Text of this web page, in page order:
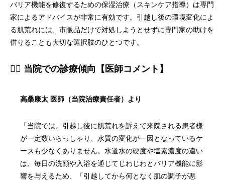
バリア機能を修復するための保湿治療（スキンケア指導）は専門
家によるアドバイスが非常に有効です。引越し後の環境変化によ
る肌荒れには、市販品だけで対処しようとせずに専門家の助けを
借りることも大切な選択肢のひとつです。
👨‍⚕️ 当院での診療傾向【医師コメント】
高桑康太 医師（当院治療責任者）より
「当院では、引越し後に肌荒れを訴えて来院される患者様
が一定数いらっしゃり、水質の変化が一因となっているケ
ースも少なくありません。水道水の硬度や塩素濃度の違い
は、毎日の洗顔や入浴を通じてじわじわとバリア機能に影
響を与えるため、「引越してから何となく肌の調子が悪